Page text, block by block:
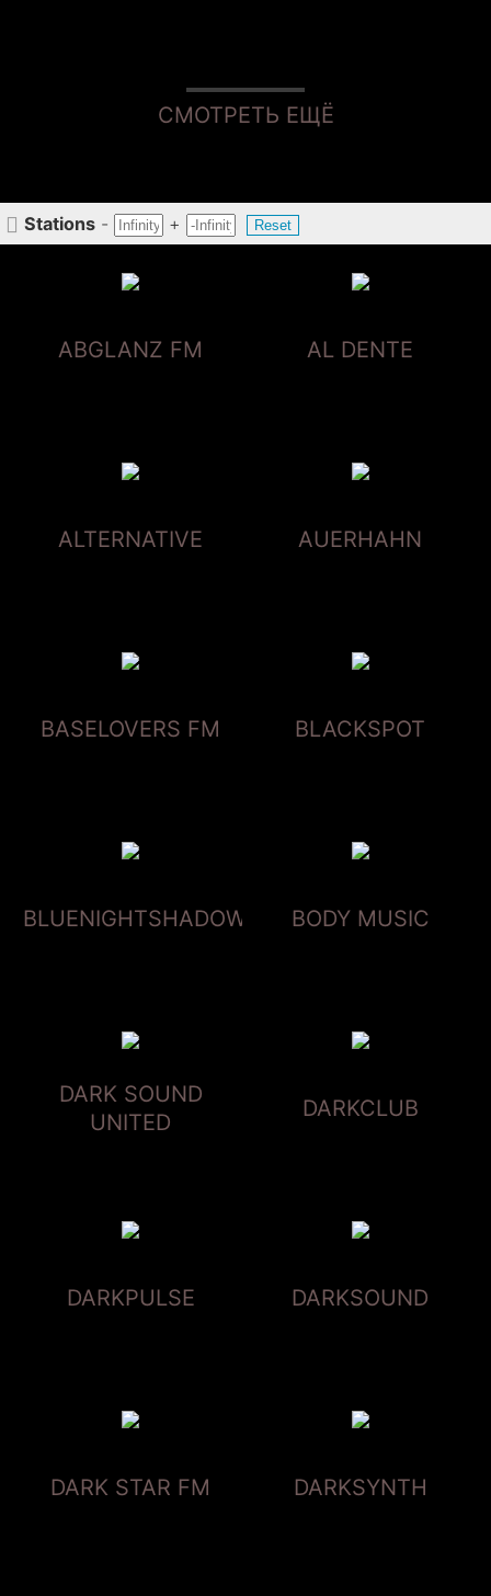
СМОТРЕТЬ ЕЩЁ
Stations - + Reset

ABGLANZ FM AL DENTE
ALTERNATIVE AUERHAHN
BASELOVERS FM BLACKSPOT
BLUENIGHTSHADOW BODY MUSIC
DARK SOUND
UNITED
DARKCLUB
DARKPULSE DARKSOUND
DARK STAR FM DARKSYNTH